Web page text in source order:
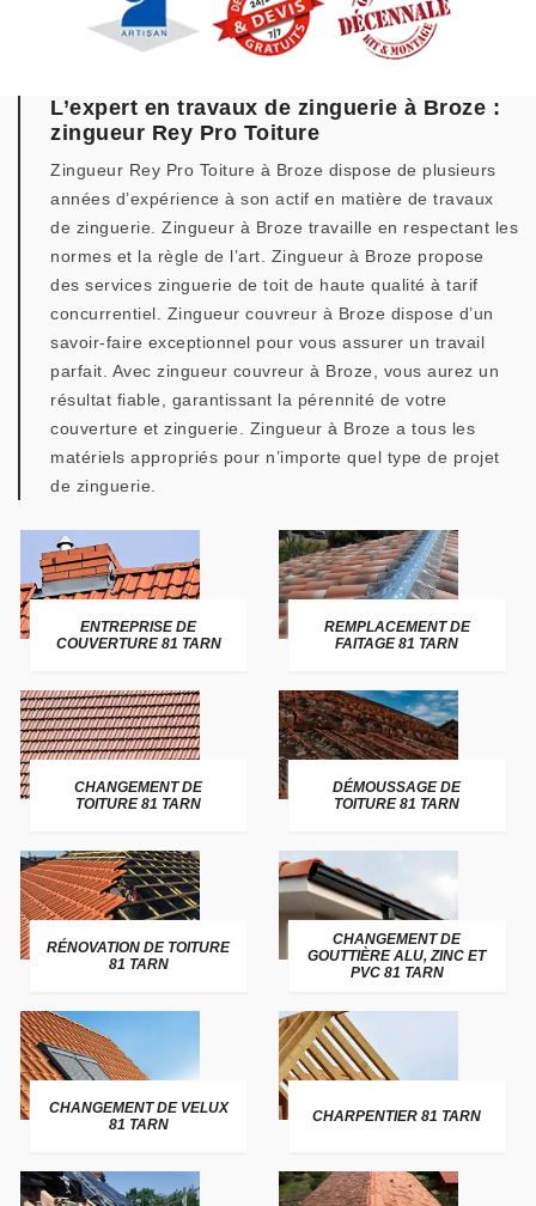
L’expert en travaux de zinguerie à Broze :
zingueur Rey Pro Toiture
Zingueur Rey Pro Toiture à Broze dispose de plusieurs
années d’expérience à son actif en matière de travaux
de zinguerie. Zingueur à Broze travaille en respectant les
normes et la règle de l’art. Zingueur à Broze propose
des services zinguerie de toit de haute qualité à tarif
concurrentiel. Zingueur couvreur à Broze dispose d’un
savoir-faire exceptionnel pour vous assurer un travail
parfait. Avec zingueur couvreur à Broze, vous aurez un
résultat fiable, garantissant la pérennité de votre
couverture et zinguerie. Zingueur à Broze a tous les
matériels appropriés pour n’importe quel type de projet
de zinguerie.
ENTREPRISE DE
COUVERTURE 81 TARN
REMPLACEMENT DE
FAITAGE 81 TARN
CHANGEMENT DE
TOITURE 81 TARN
DÉMOUSSAGE DE
TOITURE 81 TARN
RÉNOVATION DE TOITURE
81 TARN
CHANGEMENT DE
GOUTTIÈRE ALU, ZINC ET
PVC 81 TARN
CHANGEMENT DE VELUX
81 TARN
CHARPENTIER 81 TARN